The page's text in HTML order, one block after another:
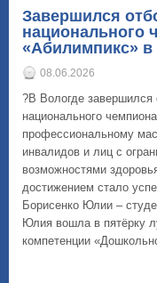
Завершился
национального
«Абилимпикс» в
08.06.2026
?В Вологде завершился
национального
профессиональному
инвалидов и лиц с
возможностями
достижением стало
Борисенко Юлии –
Юлия вошла в пятёрку
компетенции